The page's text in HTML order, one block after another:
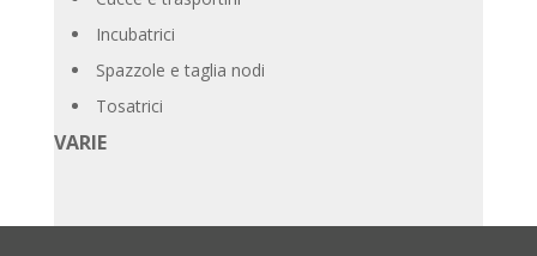
Incubatrici
Spazzole e taglia nodi
Tosatrici
VARIE